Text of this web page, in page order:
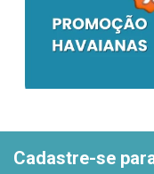
Cadastre-se